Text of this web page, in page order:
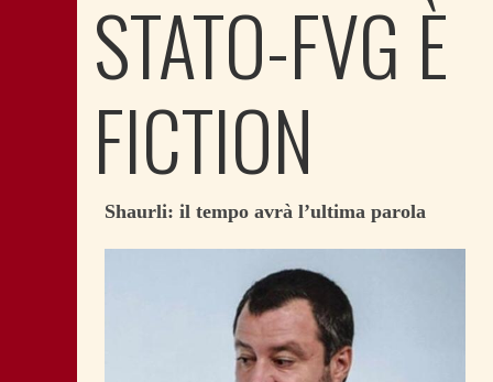
STATO-FVG È
FICTION
Shaurli: il tempo avrà l’ultima parola